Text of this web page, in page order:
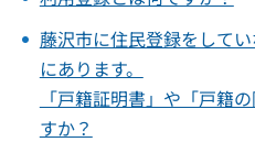
藤沢市に住民登録をして
にあります。
「戸籍証明書」や「戸籍
すか？